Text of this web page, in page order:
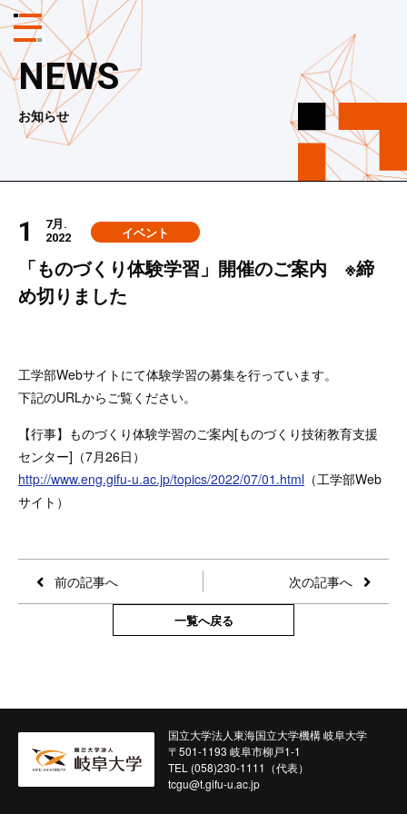
メ
ニ
ュ
ー
ボ
ン
お知らせ
NEWS
1
7月.
2022
イベント
「ものづくり体験学習」開催のご案内 ※締
め切りました
工学部Webサイトにて体験学習の募集を行っています。
下記のURLからご覧ください。
【行事】ものづくり体験学習のご案内[ものづくり技術教育支援
センター]（7月26日）
http://www.eng.gifu-u.ac.jp/topics/2022/07/01.html （工学部Web
サイト）
前の記事へ 次の記事へ
一覧へ戻る
国立大学法人東海国立大学機構 岐阜大学
〒501-1193 岐阜市柳戸1-1
TEL (058)230-1111（代表）
tcgu@t.gifu-u.ac.jp